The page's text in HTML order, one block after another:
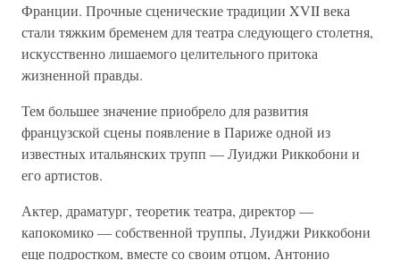
Франции. Прочные сценические традиции XVII века
стали тяжким бременем для театра следующего столетня,
искусственно лишаемого целительного притока
жизненной правды.
Тем большее значение приобрело для развития
французской сцены появление в Париже одной из
известных итальянских трупп — Луиджи Риккобони и
его артистов.
Актер, драматург, теоретик театра, директор —
капокомико — собственной труппы, Луиджи Риккобони
еще подростком, вместе со своим отцом, Антонио